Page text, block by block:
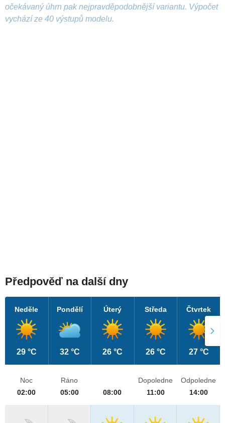
očekávaný úhrn pak nejpravděpodobnější variantu. Výpočet
vychází ze 40 výstupů modelu.
Předpověď na další dny
Neděle
29 °C
Pondělí
32 °C
Úterý
26 °C
Středa
26 °C
Čtvrtek
27 °C
Noc
02:00
Ráno
05:00
08:00
Dopoledne
11:00
Odpoledne
14:00